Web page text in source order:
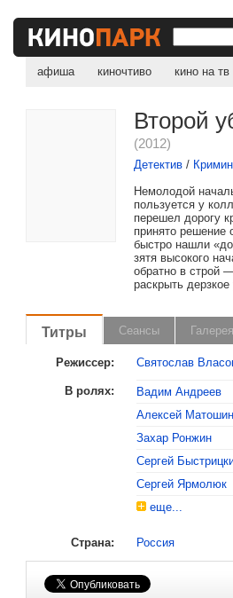
афиша киночтиво кино на тв
Второй
(2012)
Детектив /
Немолодой
пользуется у
перешел дорогу
принято решение
быстро нашли
зятя высокого
обратно в строй
раскрыть
Титры Сеансы Галерея
Режиссер: Святослав
В ролях: Вадим Андреев
Алексей Матошин
Захар Ронжин
Сергей
Сергей Ярмолюк
еще...
Страна: Россия